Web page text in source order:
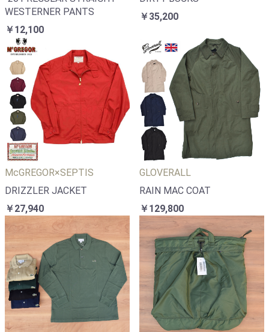
WESTERNER PANTS
￥12,100
￥35,200
McGREGOR×SEPTIS
DRIZZLER JACKET
￥27,940
GLOVERALL
RAIN MAC COAT
￥129,800